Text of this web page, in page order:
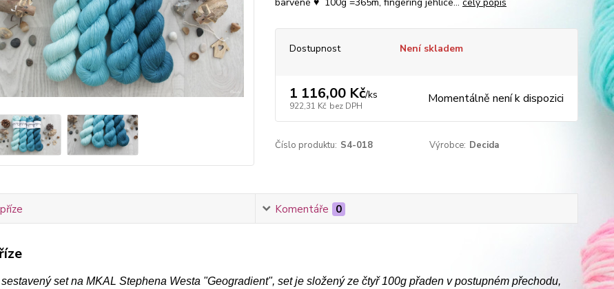
Dostupnost Není skladem
1 116,00 Kč/ks
922,31 Kč bez DPH Momentálně není k dispozici
Číslo produktu: S4-018 Výrobce: Decida
Komentáře 0
set na MKAL Stephena Westa "Geogradient", set je složený ze čtyř 100g přaden v postupném přechodu,